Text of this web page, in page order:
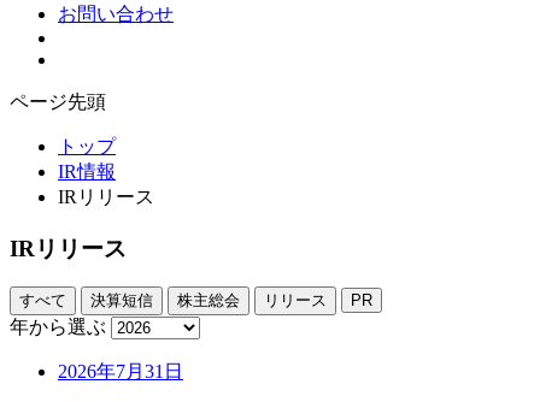
お問い合わせ
ページ先頭
トップ
IR情報
IRリリース
IRリリース
すべて 決算短信 株主総会 リリース PR
年から選ぶ
2026年7月31日